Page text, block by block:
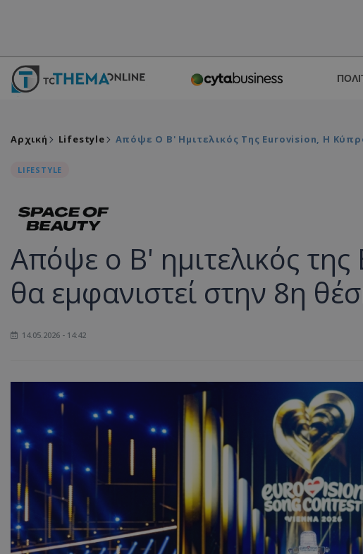
Αρχική Lifestyle Απόψε Ο Β' Ημιτελικός Της Eurovision, Η
LIFESTYLE
Απόψε ο Β' ημιτελικός
θα εμφανιστεί στην 8η
14.05.2026 - 14:42